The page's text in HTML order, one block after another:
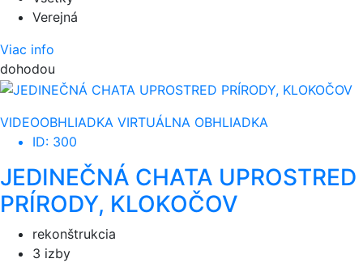
Verejná
Viac info
dohodou
VIDEOOBHLIADKA VIRTUÁLNA OBHLIADKA
ID: 300
JEDINEČNÁ CHATA UPROSTRED
PRÍRODY, KLOKOČOV
rekonštrukcia
3 izby